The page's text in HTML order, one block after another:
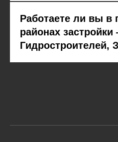
Работаете ли вы в
районах
Гидростроителей,